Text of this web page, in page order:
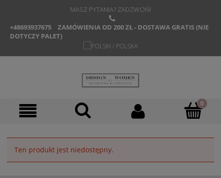
MASZ PYTANIA? ZADZWOŃ!
+48693937675
ZAMÓWIENIA OD 200 ZŁ - DOSTAWA GRATIS (NIE
DOTYCZY PALET)
Ten produkt jest niedostępny.